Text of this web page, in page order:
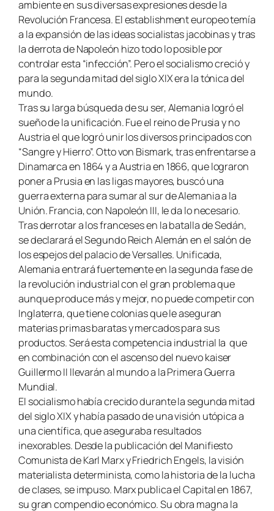
ambiente en sus diversas expresiones desde la
Revolución Francesa. El establishment europeo temía
a la expansión de las ideas socialistas jacobinas y tras
la derrota de Napoleón hizo todo lo posible por
controlar esta “infección”. Pero el socialismo creció y
para la segunda mitad del siglo XIX era la tónica del
mundo.
Tras su larga búsqueda de su ser, Alemania logró el
sueño de la unificación. Fue el reino de Prusia y no
Austria el que logró unir los diversos principados con
“Sangre y Hierro”. Otto von Bismark, tras enfrentarse a
Dinamarca en 1864 y a Austria en 1866, que lograron
poner a Prusia en las ligas mayores, buscó una
guerra externa para sumar al sur de Alemania a la
Unión. Francia, con Napoleón III, le da lo necesario.
Tras derrotar a los franceses en la batalla de Sedán,
se declarará el Segundo Reich Alemán en el salón de
los espejos del palacio de Versalles. Unificada,
Alemania entrará fuertemente en la segunda fase de
la revolución industrial con el gran problema que
aunque produce más y mejor, no puede competir con
Inglaterra, que tiene colonias que le aseguran
materias primas baratas y mercados para sus
productos. Será esta competencia industrial la que
en combinación con el ascenso del nuevo kaiser
Guillermo II llevarán al mundo a la Primera Guerra
Mundial.
El socialismo había crecido durante la segunda mitad
del siglo XIX y había pasado de una visión utópica a
una científica, que aseguraba resultados
inexorables. Desde la publicación del Manifiesto
Comunista de Karl Marx y Friedrich Engels, la visión
materialista determinista, como la historia de la lucha
de clases, se impuso. Marx publica el Capital en 1867,
su gran compendio económico. Su obra magna la